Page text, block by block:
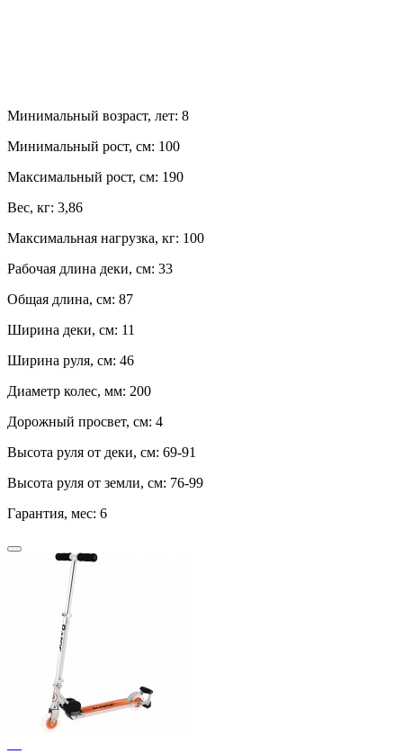
Минимальный возраст, лет: 8
Минимальный рост, см: 100
Максимальный рост, см: 190
Вес, кг: 3,86
Максимальная нагрузка, кг: 100
Рабочая длина деки, см: 33
Общая длина, см: 87
Ширина деки, см: 11
Ширина руля, см: 46
Диаметр колес, мм: 200
Дорожный просвет, см: 4
Высота руля от деки, см: 69-91
Высота руля от земли, см: 76-99
Гарантия, мес: 6